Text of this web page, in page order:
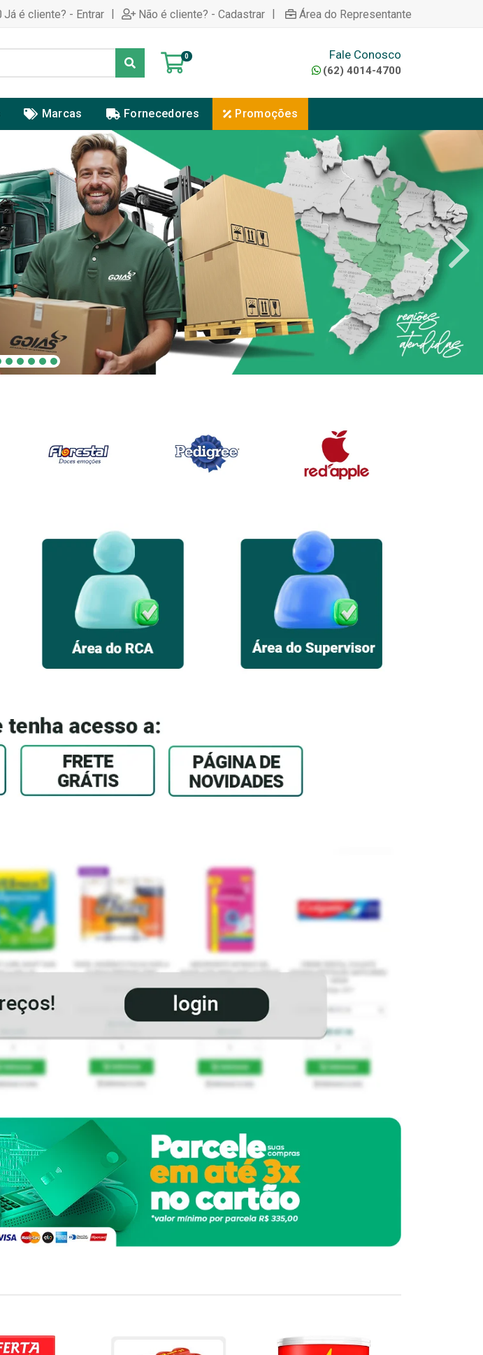
Já é cliente? - Entrar | Não é cliente? - Cadastrar | Área do Representante
0 Fale Conosco
(62) 4014-4700
Marcas Fornecedores Promoções